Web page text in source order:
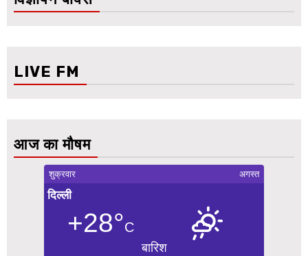
LIVE FM
आज का मौषम
शुक्रवार अगस्त
दिल्ली
+28°C
बारिश